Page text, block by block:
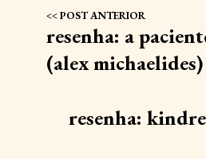
resenha: a
(alex michaelides)
resenha: